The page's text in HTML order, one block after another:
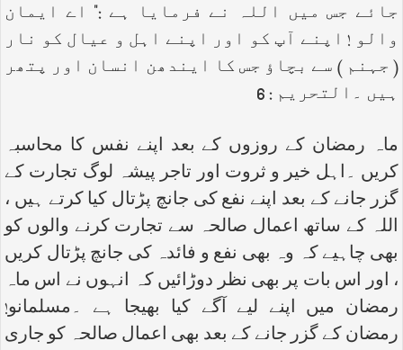
جائے جس میں اللہ نے فرمایا ہے :" اے ایمان
والو ! اپنے آپ کو اور اپنے اہل و عیال کو نار
( جہنم ) سے بچاؤ جس کا ایندھن انسان اور پتھر
ہیں ۔التحریم : 6
ماہ رمضان کے روزوں کے بعد اپنے نفس کا محاسبہ
کریں ۔اہل خیر و ثروت اور تاجر پیشہ لوگ تجارت کے
گزر جانے کے بعد اپنے نفع کی جانچ پڑتال کیا کرتے ہیں ،
اللہ کے ساتھ اعمال صالحہ سے تجارت کرنے والوں کو
بھی چاہیے کہ وہ بھی نفع و فائدہ کی جانچ پڑتال کریں
، اور اس بات پر بھی نظر دوڑائیں کہ انہوں نے اس ماہ
رمضان میں اپنے لیے آگے کیا بھیجا ہے ۔مسلمانو!
رمضان کے گزر جانے کے بعد بھی اعمال صالحہ کو جاری